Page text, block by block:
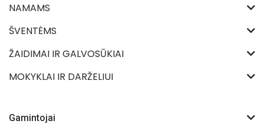
NAMAMS
ŠVENTĖMS
ŽAIDIMAI IR GALVOSŪKIAI
MOKYKLAI IR DARŽELIUI
Gamintojai